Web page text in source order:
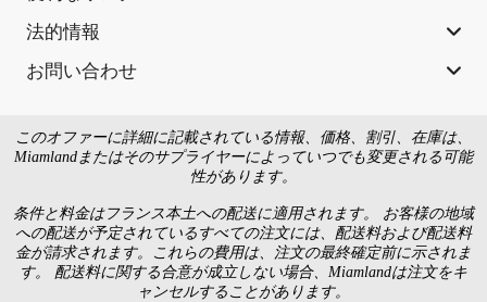
法的情報
お問い合わせ
このオファーに詳細に記載されている情報、価格、割引、在庫は、
Miamlandまたはそのサプライヤーによっていつでも変更される可能
性があります。
条件と料金はフランス本土への配送に適用されます。 お客様の地域
への配送が予定されているすべての注文には、配送料および配送料
金が請求されます。これらの費用は、注文の最終確定前に示されま
す。 配送料に関する合意が成立しない場合、Miamlandは注文をキ
ャンセルすることがあります。